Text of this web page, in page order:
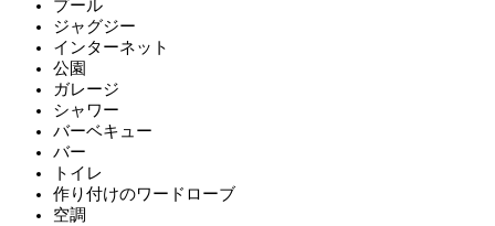
プール
ジャグジー
インターネット
公園
ガレージ
シャワー
バーベキュー
バー
トイレ
作り付けのワードローブ
空調